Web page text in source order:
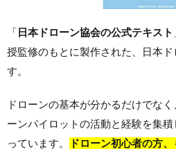
「 日本ドローン協会の公式テキスト
授監修のもとに製作された、日本
す。
ドローンの基本が分かるだけでな
ーンパイロットの活動と経験を集
っています。
ドローン初心者の方